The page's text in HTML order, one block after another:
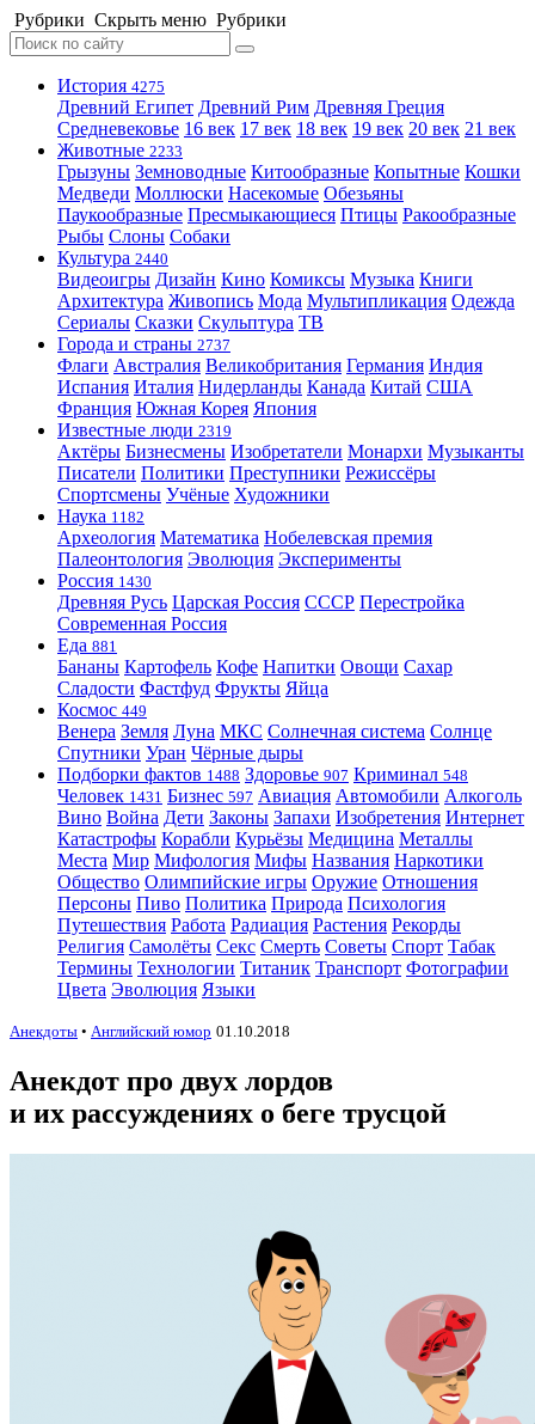
Рубрики Скрыть меню Рубрики
История 4275
Древний Египет Древний Рим Древняя Греция
Средневековье 16 век 17 век 18 век 19 век 20 век 21 век
Животные 2233
Грызуны Земноводные Китообразные Копытные Кошки
Медведи Моллюски Насекомые Обезьяны
Паукообразные Пресмыкающиеся Птицы Ракообразные
Рыбы Слоны Собаки
Культура 2440
Видеоигры Дизайн Кино Комиксы Музыка Книги
Архитектура Живопись Мода Мультипликация Одежда
Сериалы Сказки Скульптура ТВ
Города и страны 2737
Флаги Австралия Великобритания Германия Индия
Испания Италия Нидерланды Канада Китай США
Франция Южная Корея Япония
Известные люди 2319
Актёры Бизнесмены Изобретатели Монархи Музыканты
Писатели Политики Преступники Режиссёры
Спортсмены Учёные Художники
Наука 1182
Археология Математика Нобелевская премия
Палеонтология Эволюция Эксперименты
Россия 1430
Древняя Русь Царская Россия СССР Перестройка
Современная Россия
Еда 881
Бананы Картофель Кофе Напитки Овощи Сахар
Сладости Фастфуд Фрукты Яйца
Космос 449
Венера Земля Луна МКС Солнечная система Солнце
Спутники Уран Чёрные дыры
Подборки фактов 1488 Здоровье 907 Криминал 548
Человек 1431 Бизнес 597 Авиация Автомобили Алкоголь
Вино Война Дети Законы Запахи Изобретения Интернет
Катастрофы Корабли Курьёзы Медицина Металлы
Места Мир Мифология Мифы Названия Наркотики
Общество Олимпийские игры Оружие Отношения
Персоны Пиво Политика Природа Психология
Путешествия Работа Радиация Растения Рекорды
Религия Самолёты Секс Смерть Советы Спорт Табак
Термины Технологии Титаник Транспорт Фотографии
Цвета Эволюция Языки
Анекдоты • Английский юмор 01.10.2018
Анекдот про двух лордов
и их рассуждениях о беге трусцой